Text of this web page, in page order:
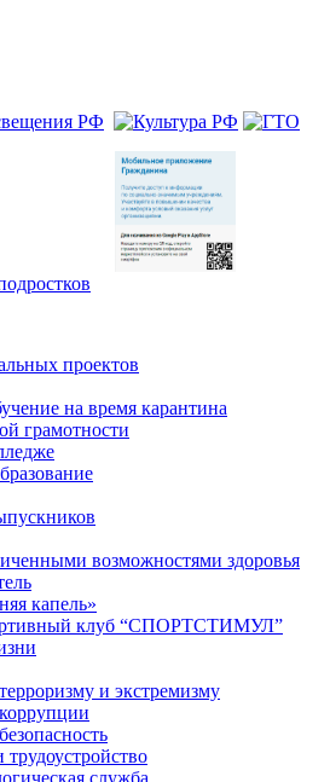
проектов
на время карантина
грамотности
возможностями здоровья
капель»
клуб “СПОРТСТИМУЛ”
и экстремизму
служба